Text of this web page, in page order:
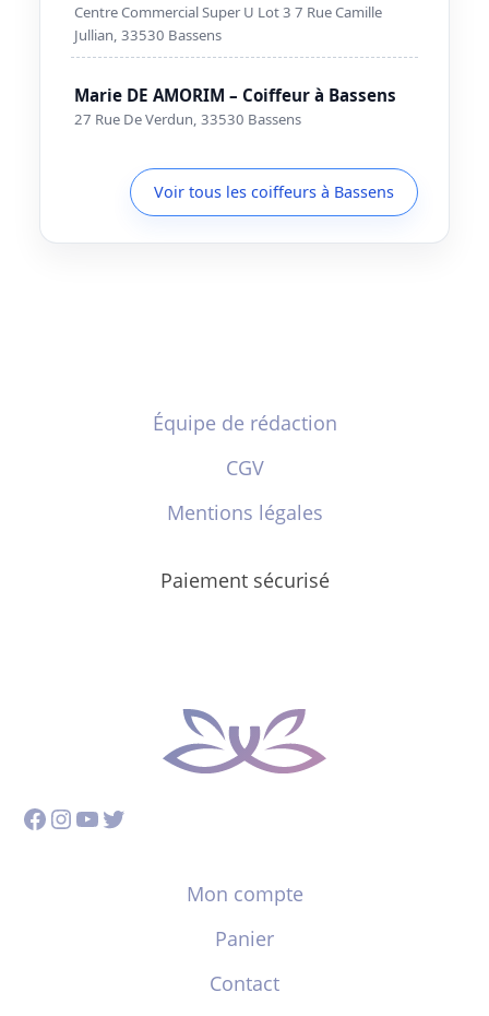
Centre Commercial Super U Lot 3 7 Rue Camille
Jullian, 33530 Bassens
Marie DE AMORIM – Coiffeur à Bassens
27 Rue De Verdun, 33530 Bassens
Voir tous les coiffeurs à Bassens
Équipe de rédaction
CGV
Mentions légales
Paiement sécurisé
Facebook
Instagram
YouTube
Twitter
Mon compte
Panier
Contact